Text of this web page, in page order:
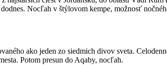
Nocľah v štýlovom kempe, možnosť
ako jeden zo siedmich divov sveta.
Potom presun do Aqaby, nocľah.